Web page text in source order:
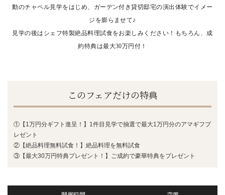
動のチャペル見学をはじめ、ガーデン付き貸切邸宅の演出体験でイメー
ジを膨らませて♪
見学の後はシェフ特製絶品料理試食をお楽しみください！もちろん、成
約特典は最大30万円付！
このフェアだけの特典
①【1万円分ギフト進呈！】1件目見学で抽選で最大1万円分のアマギフプ
レゼント
②【絶品料理無料試食！】絶品料理を無料試食
③【最大30万円特典プレゼント！】ご成約で豪華特典をプレゼント